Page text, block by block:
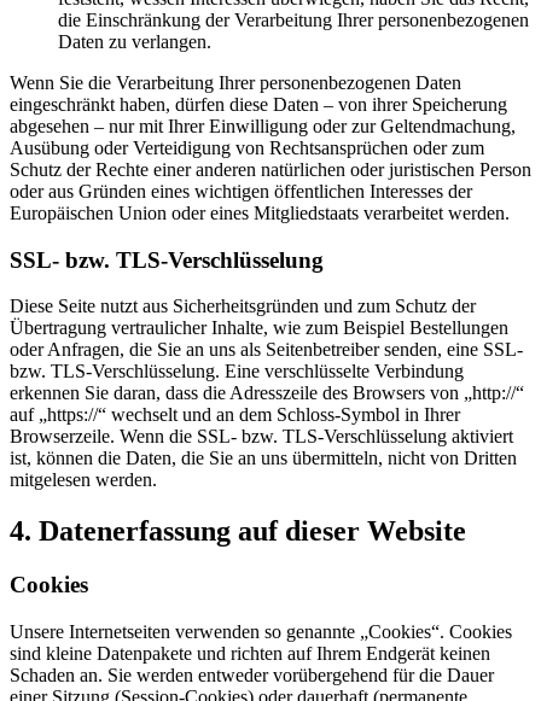
die Einschränkung der Verarbeitung Ihrer personenbezogenen
Daten zu verlangen.
Wenn Sie die Verarbeitung Ihrer personenbezogenen Daten
eingeschränkt haben, dürfen diese Daten – von ihrer Speicherung
abgesehen – nur mit Ihrer Einwilligung oder zur Geltendmachung,
Ausübung oder Verteidigung von Rechtsansprüchen oder zum
Schutz der Rechte einer anderen natürlichen oder juristischen Person
oder aus Gründen eines wichtigen öffentlichen Interesses der
Europäischen Union oder eines Mitgliedstaats verarbeitet werden.
SSL- bzw. TLS-Verschlüsselung
Diese Seite nutzt aus Sicherheitsgründen und zum Schutz der
Übertragung vertraulicher Inhalte, wie zum Beispiel Bestellungen
oder Anfragen, die Sie an uns als Seitenbetreiber senden, eine SSL-
bzw. TLS-Verschlüsselung. Eine verschlüsselte Verbindung
erkennen Sie daran, dass die Adresszeile des Browsers von „http://“
auf „https://“ wechselt und an dem Schloss-Symbol in Ihrer
Browserzeile. Wenn die SSL- bzw. TLS-Verschlüsselung aktiviert
ist, können die Daten, die Sie an uns übermitteln, nicht von Dritten
mitgelesen werden.
4. Datenerfassung auf dieser Website
Cookies
Unsere Internetseiten verwenden so genannte „Cookies“. Cookies
sind kleine Datenpakete und richten auf Ihrem Endgerät keinen
Schaden an. Sie werden entweder vorübergehend für die Dauer
einer Sitzung (Session-Cookies) oder dauerhaft (permanente